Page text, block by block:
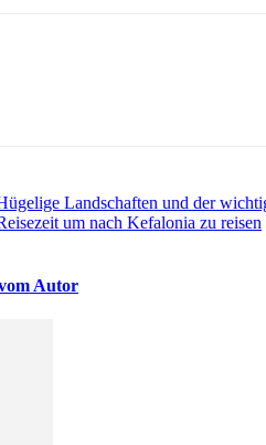
Landschaften und der
um nach Kefalonia zu reisen
Autor